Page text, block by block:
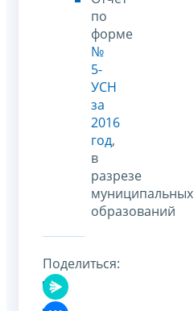
по
форме
№
5-
УСН
за
2016
год,
в
разрезе
муниципальных
образований
Поделиться: